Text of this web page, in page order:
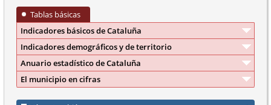
Tablas básicas
Indicadores básicos de Cataluña
Indicadores demográficos y de territorio
Anuario estadístico de Cataluña
El municipio en cifras